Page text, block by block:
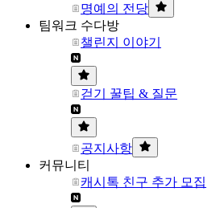
명예의 전당
팀워크 수다방
챌린지 이야기
걷기 꿀팁 & 질문
공지사항
커뮤니티
캐시톡 친구 추가 모집